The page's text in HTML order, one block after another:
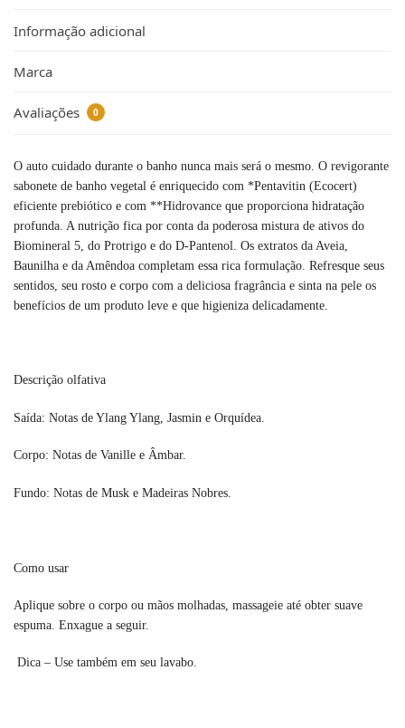
Informação adicional
Marca
Avaliações 0
O auto cuidado durante o banho nunca mais será o mesmo. O revigorante
sabonete de banho vegetal é enriquecido com *Pentavitin (Ecocert)
eficiente prebiótico e com **Hidrovance que proporciona hidratação
profunda. A nutrição fica por conta da poderosa mistura de ativos do
Biomineral 5, do Protrigo e do D-Pantenol. Os extratos da Aveia,
Baunilha e da Amêndoa completam essa rica formulação. Refresque seus
sentidos, seu rosto e corpo com a deliciosa fragrância e sinta na pele os
benefícios de um produto leve e que higieniza delicadamente.
Descrição olfativa
Saída: Notas de Ylang Ylang, Jasmin e Orquídea.
Corpo: Notas de Vanille e Âmbar.
Fundo: Notas de Musk e Madeiras Nobres.
Como usar
Aplique sobre o corpo ou mãos molhadas, massageie até obter suave
espuma. Enxague a seguir.
Dica – Use também em seu lavabo.